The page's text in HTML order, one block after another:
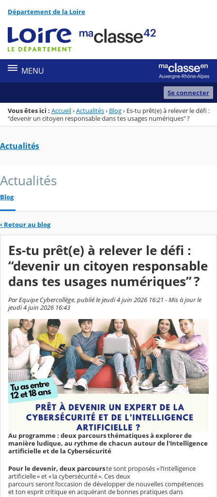
Menu de la rubrique
Contenu
Département de la Loire
MENU
Se connecter
Vous êtes ici : Accueil›Actualités› Blog› Es-tu prêt(e) à relever le défi :
“devenir un citoyen responsable dans tes usages numériques” ?
Actualités
Actualités
Blog
‹ Retour au blog
Es-tu prêt(e) à relever le défi :
“devenir un citoyen responsable
dans tes usages numériques” ?
Par Equipe Cybercollège, publié le jeudi 4 juin 2026 16:21 - Mis à jour le
jeudi 4 juin 2026 16:43
Au programme : deux parcours thématiques à explorer de
manière ludique, au rythme de chacun autour de l'Intelligence
artificielle et de la Cybersécurité
Pour le devenir, deux parcourste sont proposés « l’Intelligence
artificielle » et « la cybersécurité ». Ces deux
parcours seront l’occasion de développer de nouvelles compétences
et ton esprit critique en acquérant de bonnes pratiques dans